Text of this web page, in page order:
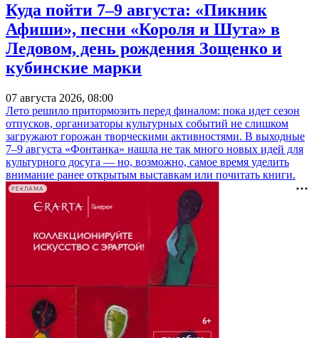
Куда пойти 7–9 августа: «Пикник
Афиши», песни «Короля и Шута» в
Ледовом, день рождения Зощенко и
кубинские марки
07 августа 2026, 08:00
Лето решило притормозить перед финалом: пока идет сезон
отпусков, организаторы культурных событий не слишком
загружают горожан творческими активностями. В выходные
7–9 августа «Фонтанка» нашла не так много новых идей для
культурного досуга — но, возможно, самое время уделить
внимание ранее открытым выставкам или почитать книги.
РЕКЛАМА